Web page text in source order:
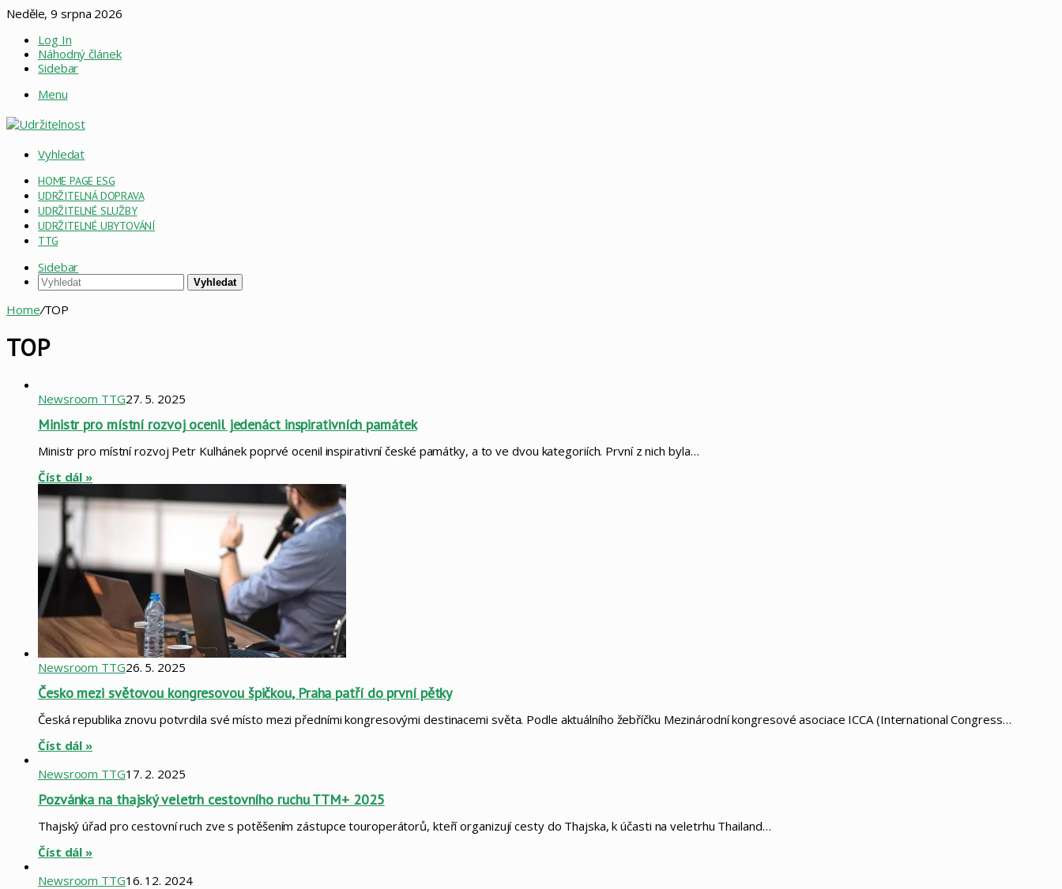
Neděle, 9 srpna 2026
Log In
Náhodný článek
Sidebar
Menu
Vyhledat
HOME PAGE ESG
UDRŽITELNÁ DOPRAVA
UDRŽITELNÉ SLUŽBY
UDRŽITELNÉ UBYTOVÁNÍ
TTG
Sidebar
Vyhledat
Home/TOP
TOP
Newsroom TTG27. 5. 2025
Ministr pro místní rozvoj ocenil jedenáct inspirativních památek
Ministr pro místní rozvoj Petr Kulhánek poprvé ocenil inspirativní české památky, a to ve dvou kategoriích. První z nich byla…
Číst dál »
Newsroom TTG26. 5. 2025
Česko mezi světovou kongresovou špičkou, Praha patří do první pětky
Česká republika znovu potvrdila své místo mezi předními kongresovými destinacemi světa. Podle aktuálního žebříčku Mezinárodní kongresové asociace ICCA (International Congress…
Číst dál »
Newsroom TTG17. 2. 2025
Pozvánka na thajský veletrh cestovního ruchu TTM+ 2025
Thajský úřad pro cestovní ruch zve s potěšením zástupce touroperátorů, kteří organizují cesty do Thajska, k účasti na veletrhu Thailand…
Číst dál »
Newsroom TTG16. 12. 2024